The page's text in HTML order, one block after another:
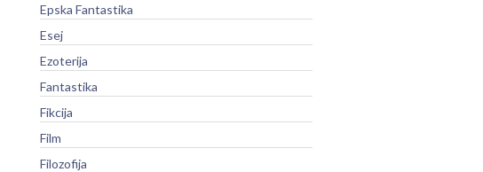
Epska Fantastika
Esej
Ezoterija
Fantastika
Fikcija
Film
Filozofija